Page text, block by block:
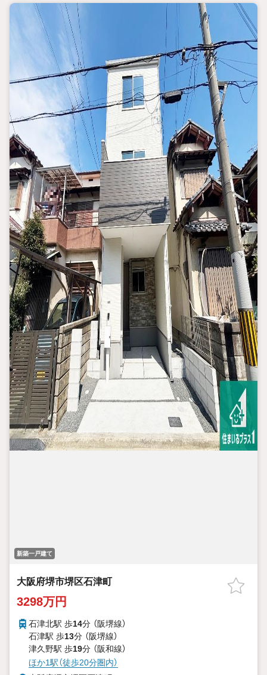
新築一戸建て
大阪府堺市堺区石津町
3298万円
石津北駅 歩14分 （阪堺線）
石津駅 歩13分 （阪堺線）
津久野駅 歩19分 （阪和線）
ほか1駅（徒歩20分圏内）